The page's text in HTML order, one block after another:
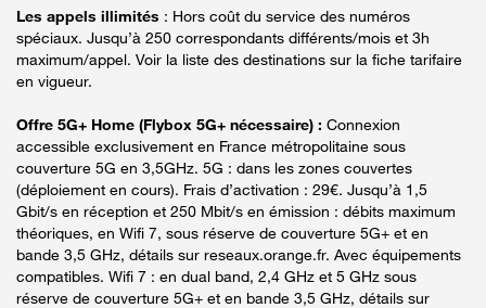
Les appels illimités : Hors coût du service des numéros
spéciaux. Jusqu’à 250 correspondants différents/mois et 3h
maximum/appel. Voir la liste des destinations sur la fiche tarifaire
en vigueur.
Offre 5G+ Home (Flybox 5G+ nécessaire) : Connexion
accessible exclusivement en France métropolitaine sous
couverture 5G en 3,5GHz. 5G : dans les zones couvertes
(déploiement en cours). Frais d’activation : 29€. Jusqu’à 1,5
Gbit/s en réception et 250 Mbit/s en émission : débits maximum
théoriques, en Wifi 7, sous réserve de couverture 5G+ et en
bande 3,5 GHz, détails sur reseaux.orange.fr. Avec équipements
compatibles. Wifi 7 : en dual band, 2,4 GHz et 5 GHz sous
réserve de couverture 5G+ et en bande 3,5 GHz, détails sur